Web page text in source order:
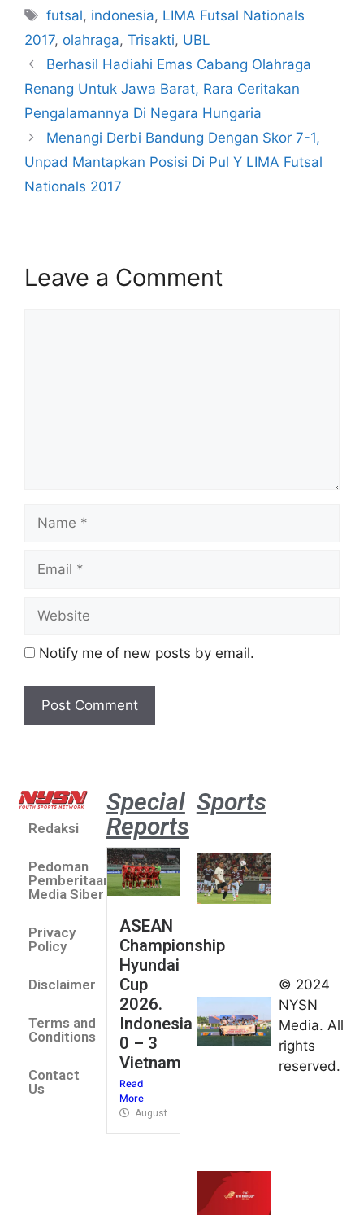
futsal, indonesia, LIMA Futsal Nationals
2017, olahraga, Trisakti, UBL
Berhasil Hadiahi Emas Cabang Olahraga
Renang Untuk Jawa Barat, Rara Ceritakan
Pengalamannya Di Negara Hungaria
Menangi Derbi Bandung Dengan Skor 7-1,
Unpad Mantapkan Posisi Di Pul Y LIMA Futsal
Nationals 2017
Leave a Comment
Notify me of new posts by email.
Redaksi
Pedoman
Pemberitaan
Media Siber
Privacy
Policy
Disclaimer
Terms and
Conditions
Contact
Us
Special
Reports
ASEAN
Championship
Hyundai
Cup
2026.
Indonesia
0 – 3
Vietnam
Read
More
August 4, 2026
Sports
umum
Kejurnas
Panahan
Junior di
Kudus
© 2024
NYSN
Media. All
rights
reserved.